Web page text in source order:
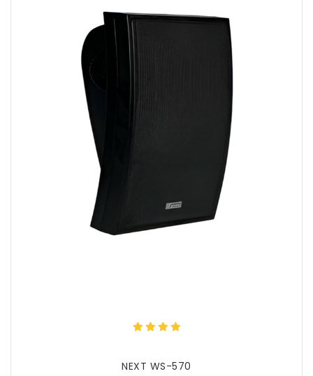
NEXT WS-570